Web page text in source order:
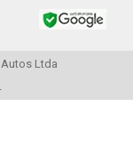
Ltda